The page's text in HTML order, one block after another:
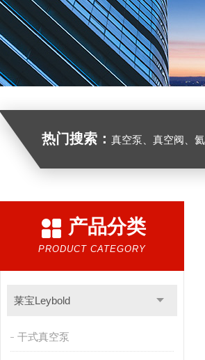
热门搜索： 真空泵、真空阀、氦
产品分类
PRODUCT CATEGORY
莱宝Leybold
干式真空泵